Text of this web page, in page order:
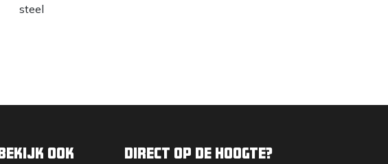
steel
Direct op de hoogte?
Bekijk ook